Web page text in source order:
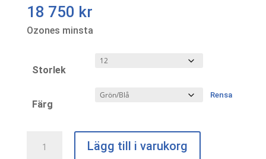
18 750 kr
Ozones minsta
Storlek
Färg
Rensa
Lägg till i varukorg